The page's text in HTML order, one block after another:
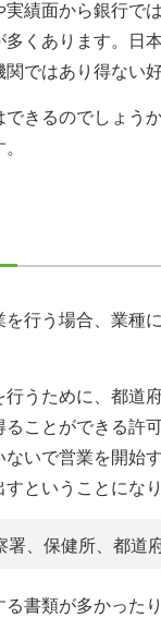
績面から銀行で
くあります。日
ではあり得ない
きるのでしょう
行う場合、業種
うために、都道
ことができる許
いで営業を開始
ということになり
署、保健所、都道
書類が多かった